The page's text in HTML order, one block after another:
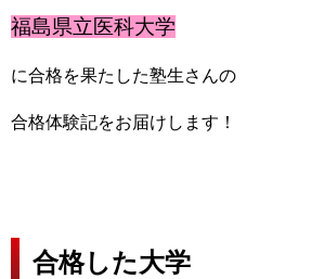
福島県立医科大学
に合格を果たした塾生さんの
合格体験記をお届けします！
合格した大学